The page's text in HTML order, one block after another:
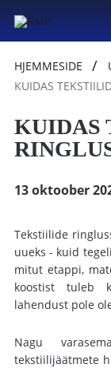
HJEMMESIDE
KUIDAS
KUIDAS
13 oktoober
Tekstiilide
uueks - kuid
mitut etappi,
koostist tuleb
lahendust pole
Nagu
tekstiilijäätmete